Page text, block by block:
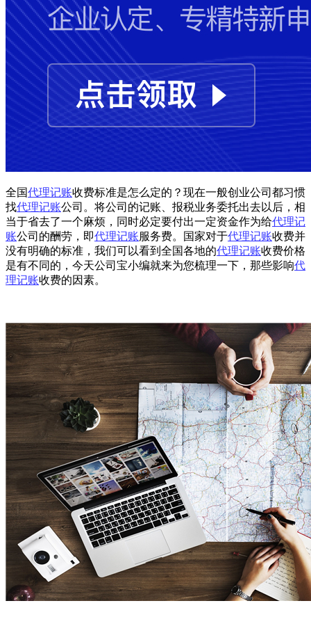
全国代理记账收费标准是怎么定的？现在一般创业公司都习惯
找代理记账公司。将公司的记账、报税业务委托出去以后，相
当于省去了一个麻烦，同时必定要付出一定资金作为给代理记
账公司的酬劳，即代理记账服务费。国家对于代理记账收费并
没有明确的标准，我们可以看到全国各地的代理记账收费价格
是有不同的，今天公司宝小编就来为您梳理一下，那些影响代
理记账收费的因素。